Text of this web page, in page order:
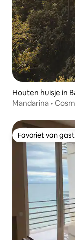
Houten huisje in
Mandarina •
Favoriet van
Favoriet van